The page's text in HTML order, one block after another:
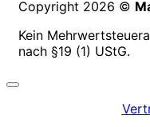
Copyright 2026 ©
Kein
nach §19 (1) UStG.